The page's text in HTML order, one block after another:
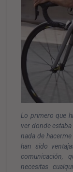
Lo primero que
ver donde
nada de
han sido
comunicación,
necesitas